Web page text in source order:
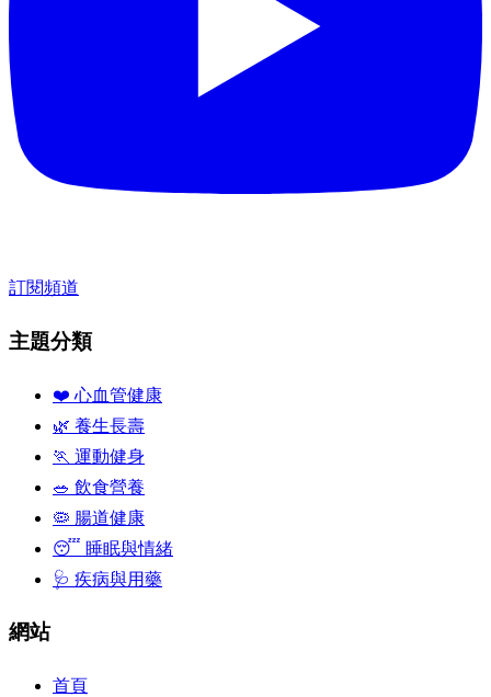
訂閱頻道
主題分類
❤️ 心血管健康
🌿 養生長壽
🏃 運動健身
🥗 飲食營養
🦠 腸道健康
😴 睡眠與情緒
🩺 疾病與用藥
網站
首頁